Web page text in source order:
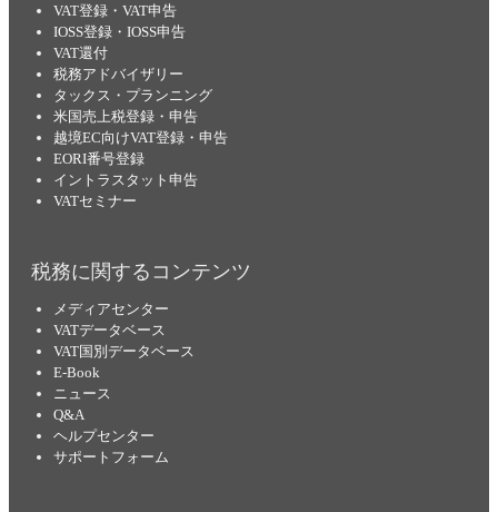
VAT登録・VAT申告
IOSS登録・IOSS申告
VAT還付
税務アドバイザリー
タックス・プランニング
米国売上税登録・申告
越境EC向けVAT登録・申告
EORI番号登録
イントラスタット申告
VATセミナー
税務に関するコンテンツ
メディアセンター
VATデータベース
VAT国別データベース
E-Book
ニュース
Q&A
ヘルプセンター
サポートフォーム